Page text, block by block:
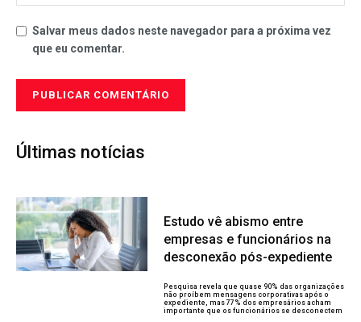
Salvar meus dados neste navegador para a próxima vez
que eu comentar.
Últimas notícias
Estudo vê abismo entre
empresas e funcionários na
desconexão pós-expediente
Pesquisa revela que quase 90% das organizações
não proíbem mensagens corporativas após o
expediente, mas 77% dos empresários acham
importante que os funcionários se desconectem